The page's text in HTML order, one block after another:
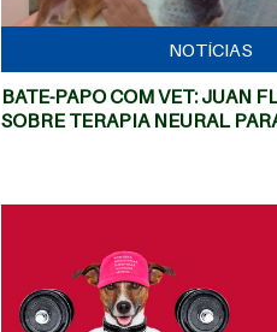
NOTÍCIAS
BATE-PAPO COM VET: JUAN
SOBRE TERAPIA NEURAL